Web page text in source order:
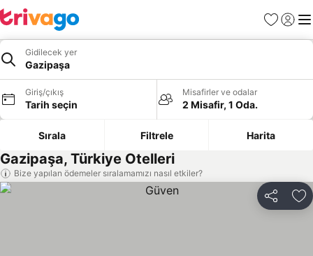
Favoriler
Giriş
Gidilecek yer
Gazipaşa
Giriş/çıkış
Tarih seçin
Misafirler ve odalar
2 Misafir, 1 Oda.
Sırala Filtrele Harita
Gazipaşa, Türkiye Otelleri
Bize yapılan ödemeler sıralamamızı nasıl etkiler?
Paylaş